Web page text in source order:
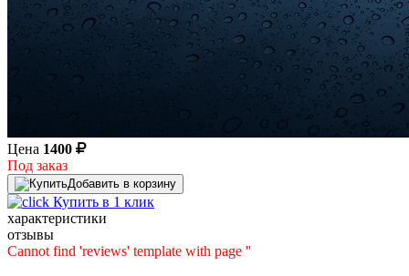
Цена 1400
Под заказ
Добавить в корзину
Купить в 1 клик
характеристики
отзывы
Cannot find 'reviews' template with page ''